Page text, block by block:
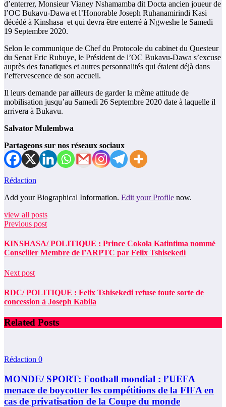
d’enterrer, Monsieur Vianey Nshamamba dit Docta ancien joueur de
l’OC Bukavu-Dawa et l’Honorable Joseph Ruhanamirindi Kasi
décédé à Kinshasa et qui devra être enterré à Ngweshe le Samedi
19 Septembre 2020.
Selon le communique de Chef du Protocole du cabinet du Questeur
du Senat Eric Rubuye, le Président de l’OC Bukavu-Dawa s’excuse
auprès des fanatiques et autres personnalités qui étaient déjà dans
l’effervescence de son accueil.
Il leurs demande par ailleurs de garder la même attitude de
mobilisation jusqu’au Samedi 26 Septembre 2020 date à laquelle il
arrivera à Bukavu.
Salvator Mulembwa
Partageons sur nos réseaux sociaux
Rédaction
Add your Biographical Information. Edit your Profile now.
view all posts
Previous post
KINSHASA/ POLITIQUE : Prince Cokola Katintima nommé
Conseiller Membre de l’ARPTC par Felix Tshisekedi
Next post
RDC/ POLITIQUE : Felix Tshisekedi refuse toute sorte de
concession à Joseph Kabila
Related Posts
Rédaction 0
MONDE/ SPORT: Football mondial : l’UEFA
menace de boycotter les compétitions de la FIFA en
cas de privatisation de la Coupe du monde